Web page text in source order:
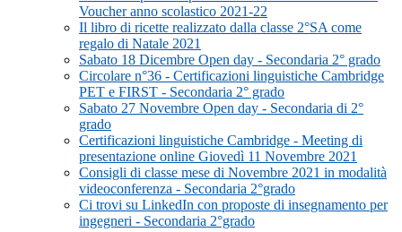
Voucher anno scolastico 2021-22
Il libro di ricette realizzato dalla classe 2°SA come
regalo di Natale 2021
Sabato 18 Dicembre Open day - Secondaria 2° grado
Circolare n°36 - Certificazioni linguistiche Cambridge
PET e FIRST - Secondaria 2° grado
Sabato 27 Novembre Open day - Secondaria di 2°
grado
Certificazioni linguistiche Cambridge - Meeting di
presentazione online Giovedì 11 Novembre 2021
Consigli di classe mese di Novembre 2021 in modalità
videoconferenza - Secondaria 2°grado
Ci trovi su LinkedIn con proposte di insegnamento per
ingegneri - Secondaria 2°grado